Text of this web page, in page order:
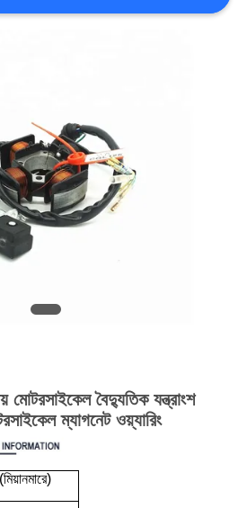
মোটরসাইকেল বৈদ্যুতিক যন্ত্রাংশ
ম্যাগনেট ওয়্যারিং